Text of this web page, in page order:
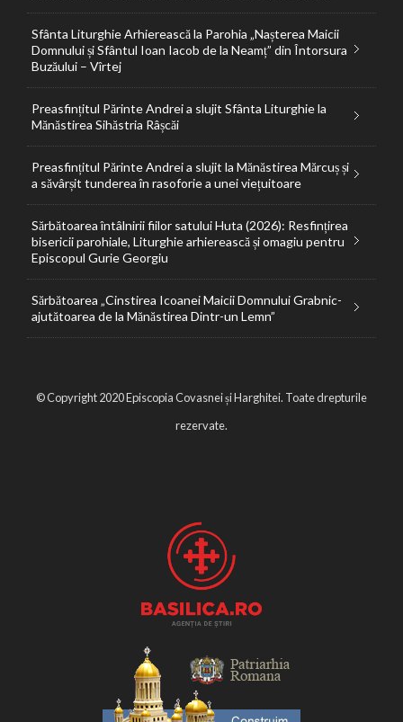
Sfânta Liturghie Arhierească la Parohia „Nașterea Maicii
Domnului și Sfântul Ioan Iacob de la Neamț” din Întorsura
Buzăului – Vîrtej
Preasfințitul Părinte Andrei a slujit Sfânta Liturghie la
Mănăstirea Sihăstria Râșcăi
Preasfințitul Părinte Andrei a slujit la Mănăstirea Mărcuș și
a săvârșit tunderea în rasoforie a unei viețuitoare
Sărbătoarea întâlnirii fiilor satului Huta (2026): Resfințirea
bisericii parohiale, Liturghie arhierească și omagiu pentru
Episcopul Gurie Georgiu
Sărbătoarea „Cinstirea Icoanei Maicii Domnului Grabnic-
ajutătoarea de la Mănăstirea Dintr-un Lemn”
© Copyright 2020 Episcopia Covasnei și Harghitei. Toate drepturile
rezervate.